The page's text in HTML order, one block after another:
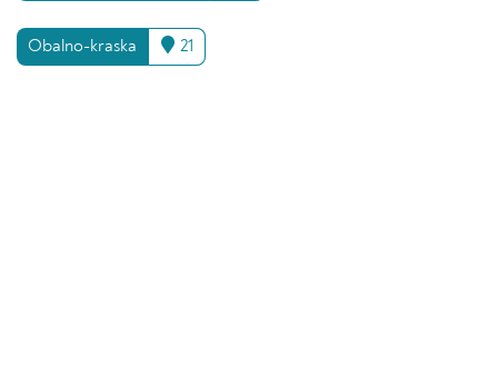
Obalno-kraska 21